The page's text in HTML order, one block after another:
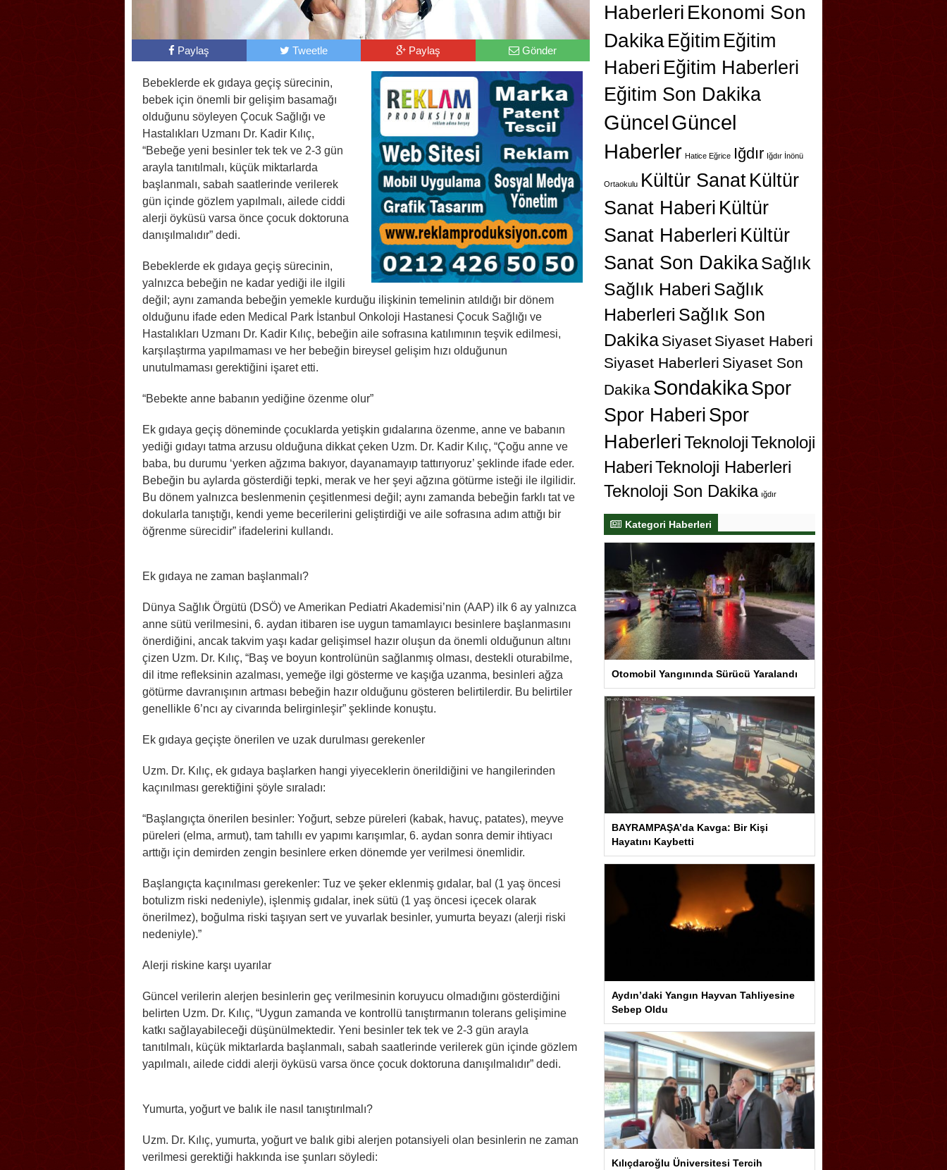
Paylaş Tweetle Paylaş Gönder
Bebeklerde ek gıdaya geçiş sürecinin,
bebek için önemli bir gelişim basamağı
olduğunu söyleyen Çocuk Sağlığı ve
Hastalıkları Uzmanı Dr. Kadir Kılıç,
“Bebeğe yeni besinler tek tek ve 2-3 gün
arayla tanıtılmalı, küçük miktarlarda
başlanmalı, sabah saatlerinde verilerek
gün içinde gözlem yapılmalı, ailede ciddi
alerji öyküsü varsa önce çocuk doktoruna
danışılmalıdır” dedi.
Bebeklerde ek gıdaya geçiş sürecinin,
yalnızca bebeğin ne kadar yediği ile ilgili
değil; aynı zamanda bebeğin yemekle kurduğu ilişkinin temelinin atıldığı bir dönem
olduğunu ifade eden Medical Park İstanbul Onkoloji Hastanesi Çocuk Sağlığı ve
Hastalıkları Uzmanı Dr. Kadir Kılıç, bebeğin aile sofrasına katılımının teşvik edilmesi,
karşılaştırma yapılmaması ve her bebeğin bireysel gelişim hızı olduğunun
unutulmaması gerektiğini işaret etti.
“Bebekte anne babanın yediğine özenme olur”
Ek gıdaya geçiş döneminde çocuklarda yetişkin gıdalarına özenme, anne ve babanın
yediği gıdayı tatma arzusu olduğuna dikkat çeken Uzm. Dr. Kadir Kılıç, “Çoğu anne ve
baba, bu durumu ‘yerken ağzıma bakıyor, dayanamayıp tattırıyoruz’ şeklinde ifade eder.
Bebeğin bu aylarda gösterdiği tepki, merak ve her şeyi ağzına götürme isteği ile ilgilidir.
Bu dönem yalnızca beslenmenin çeşitlenmesi değil; aynı zamanda bebeğin farklı tat ve
dokularla tanıştığı, kendi yeme becerilerini geliştirdiği ve aile sofrasına adım attığı bir
öğrenme sürecidir” ifadelerini kullandı.
Ek gıdaya ne zaman başlanmalı?
Dünya Sağlık Örgütü (DSÖ) ve Amerikan Pediatri Akademisi’nin (AAP) ilk 6 ay yalnızca
anne sütü verilmesini, 6. aydan itibaren ise uygun tamamlayıcı besinlere başlanmasını
önerdiğini, ancak takvim yaşı kadar gelişimsel hazır oluşun da önemli olduğunun altını
çizen Uzm. Dr. Kılıç, “Baş ve boyun kontrolünün sağlanmış olması, destekli oturabilme,
dil itme refleksinin azalması, yemeğe ilgi gösterme ve kaşığa uzanma, besinleri ağza
götürme davranışının artması bebeğin hazır olduğunu gösteren belirtilerdir. Bu belirtiler
genellikle 6’ncı ay civarında belirginleşir” şeklinde konuştu.
Ek gıdaya geçişte önerilen ve uzak durulması gerekenler
Uzm. Dr. Kılıç, ek gıdaya başlarken hangi yiyeceklerin önerildiğini ve hangilerinden
kaçınılması gerektiğini şöyle sıraladı:
“Başlangıçta önerilen besinler: Yoğurt, sebze püreleri (kabak, havuç, patates), meyve
püreleri (elma, armut), tam tahıllı ev yapımı karışımlar, 6. aydan sonra demir ihtiyacı
arttığı için demirden zengin besinlere erken dönemde yer verilmesi önemlidir.
Başlangıçta kaçınılması gerekenler: Tuz ve şeker eklenmiş gıdalar, bal (1 yaş öncesi
botulizm riski nedeniyle), işlenmiş gıdalar, inek sütü (1 yaş öncesi içecek olarak
önerilmez), boğulma riski taşıyan sert ve yuvarlak besinler, yumurta beyazı (alerji riski
nedeniyle).”
Alerji riskine karşı uyarılar
Güncel verilerin alerjen besinlerin geç verilmesinin koruyucu olmadığını gösterdiğini
belirten Uzm. Dr. Kılıç, “Uygun zamanda ve kontrollü tanıştırmanın tolerans gelişimine
katkı sağlayabileceği düşünülmektedir. Yeni besinler tek tek ve 2-3 gün arayla
tanıtılmalı, küçük miktarlarda başlanmalı, sabah saatlerinde verilerek gün içinde gözlem
yapılmalı, ailede ciddi alerji öyküsü varsa önce çocuk doktoruna danışılmalıdır” dedi.
Yumurta, yoğurt ve balık ile nasıl tanıştırılmalı?
Uzm. Dr. Kılıç, yumurta, yoğurt ve balık gibi alerjen potansiyeli olan besinlerin ne zaman
verilmesi gerektiği hakkında ise şunları söyledi:
Haberleri Ekonomi Son
Dakika Eğitim Eğitim
Haberi Eğitim Haberleri
Eğitim Son Dakika
GüncelGüncel
Haberler Hatice Eğrice Iğdır Iğdır İnönü
Ortaokulu Kültür SanatKültür
Sanat Haberi Kültür
Sanat Haberleri Kültür
Sanat Son DakikaSağlık
Sağlık Haberi Sağlık
Haberleri Sağlık Son
Dakika Siyaset Siyaset Haberi
Siyaset Haberleri Siyaset Son
Dakika SondakikaSpor
Spor Haberi Spor
HaberleriTeknolojiTeknoloji
HaberiTeknoloji Haberleri
Teknoloji Son Dakika ığdır
Kategori Haberleri
Otomobil Yangınında Sürücü Yaralandı
BAYRAMPAŞA’da Kavga: Bir Kişi
Hayatını Kaybetti
Aydın’daki Yangın Hayvan Tahliyesine
Sebep Oldu
Kılıçdaroğlu Üniversitesi Tercih